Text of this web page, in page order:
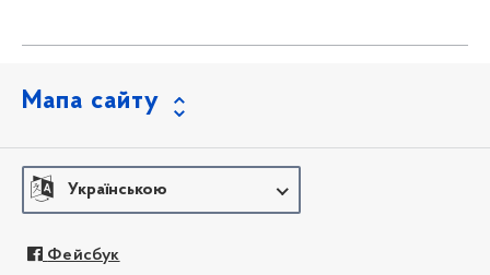
Мапа сайту
Українською
Фейсбук